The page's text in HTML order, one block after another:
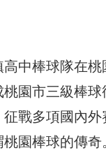
中棒球隊在
園市三級棒
戰多項國內
園棒球的傳奇